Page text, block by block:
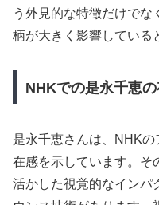
う外見的な特徴だけでな
柄が大きく影響している
NHKでの是永千恵
是永千恵さんは、NHK
在感を示しています。そ
活かした視覚的なインパ